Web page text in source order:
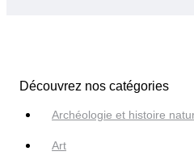
Découvrez nos catégories
Archéologie et histoire
Art